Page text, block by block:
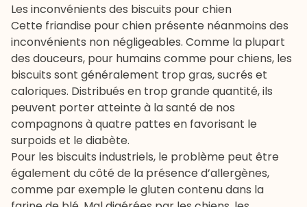
Les inconvénients des biscuits pour chien
Cette friandise pour chien présente néanmoins des
inconvénients non négligeables. Comme la plupart
des douceurs, pour humains comme pour chiens, les
biscuits sont généralement trop gras, sucrés et
caloriques. Distribués en trop grande quantité, ils
peuvent porter atteinte à la santé de nos
compagnons à quatre pattes en favorisant le
surpoids et le diabète.
Pour les biscuits industriels, le problème peut être
également du côté de la présence d’allergènes,
comme par exemple le gluten contenu dans la